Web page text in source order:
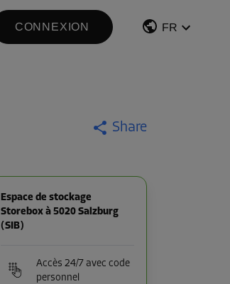
CONNEXION FR
Share
Espace de stockage
Storebox à 5020 Salzburg
(SIB)
Accès 24/7 avec code
personnel